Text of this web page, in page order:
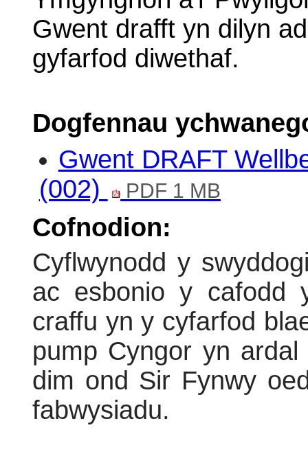
Gwent drafft yn dilyn
gyfarfod diwethaf.
Dogfennau
Gwent DRAFT
(002)
PDF 1 MB
Cofnodion:
Cyflwynodd y
ac esbonio y cafodd
craffu yn y cyfarfod
pump Cyngor yn
dim ond Sir Fynwy
fabwysiadu.